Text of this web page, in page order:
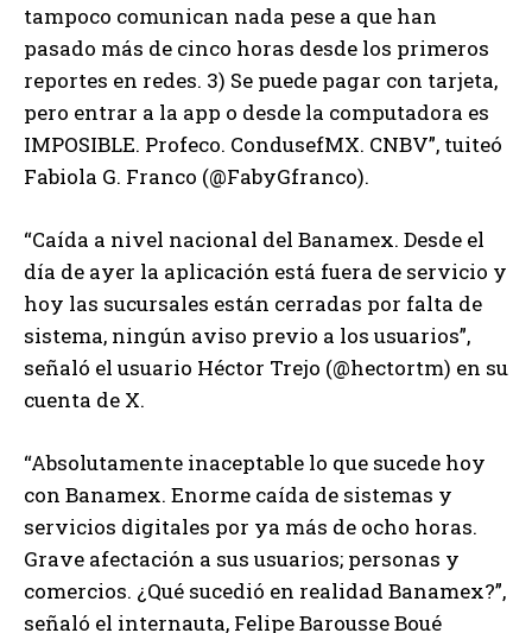
tampoco comunican nada pese a que han
pasado más de cinco horas desde los primeros
reportes en redes. 3) Se puede pagar con tarjeta,
pero entrar a la app o desde la computadora es
IMPOSIBLE. Profeco. CondusefMX. CNBV”, tuiteó
Fabiola G. Franco (@FabyGfranco).
“Caída a nivel nacional del Banamex. Desde el
día de ayer la aplicación está fuera de servicio y
hoy las sucursales están cerradas por falta de
sistema, ningún aviso previo a los usuarios”,
señaló el usuario Héctor Trejo (@hectortm) en su
cuenta de X.
“Absolutamente inaceptable lo que sucede hoy
con Banamex. Enorme caída de sistemas y
servicios digitales por ya más de ocho horas.
Grave afectación a sus usuarios; personas y
comercios. ¿Qué sucedió en realidad Banamex?”,
señaló el internauta, Felipe Barousse Boué